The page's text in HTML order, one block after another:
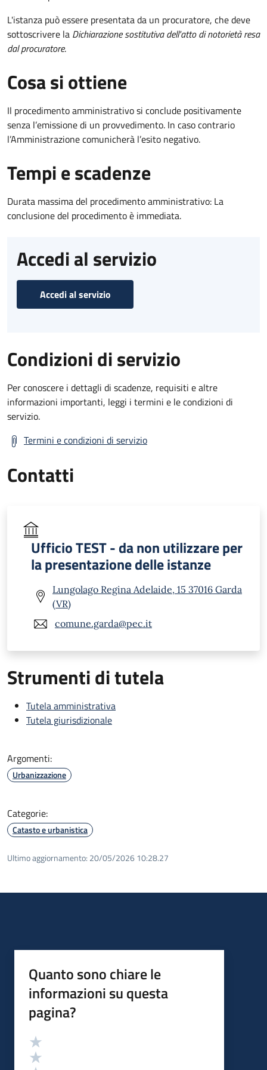
L'istanza può essere presentata da un procuratore, che deve
sottoscrivere la Dichiarazione sostitutiva dell'atto di notorietà resa
dal procuratore.
Cosa si ottiene
Il procedimento amministrativo si conclude positivamente
senza l’emissione di un provvedimento. In caso contrario
l’Amministrazione comunicherà l’esito negativo.
Tempi e scadenze
Durata massima del procedimento amministrativo: La
conclusione del procedimento è immediata.
Accedi al servizio
Accedi al servizio
Condizioni di servizio
Per conoscere i dettagli di scadenze, requisiti e altre
informazioni importanti, leggi i termini e le condizioni di
servizio.
Termini e condizioni di servizio
Contatti
Ufficio TEST - da non utilizzare per
la presentazione delle istanze
Lungolago Regina Adelaide, 15 37016 Garda
(VR)
comune.garda@pec.it
Strumenti di tutela
Tutela amministrativa
Tutela giurisdizionale
Argomenti:
Urbanizzazione
Categorie:
Catasto e urbanistica
Ultimo aggiornamento: 20/05/2026 10:28.27
Quanto sono chiare le
informazioni su questa
pagina?
Valutazione